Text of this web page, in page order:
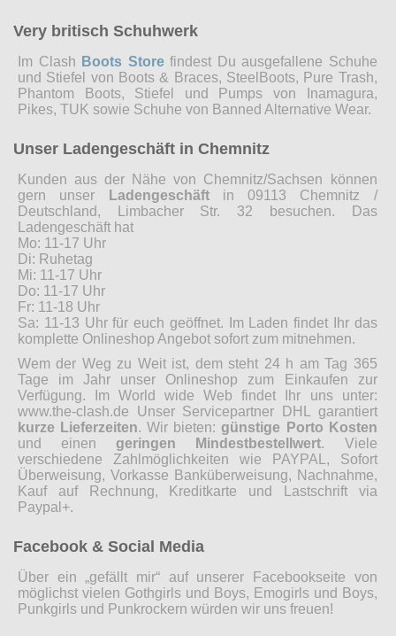
Very britisch Schuhwerk
Im Clash Boots Storefindest Du ausgefallene Schuhe
und Stiefel von Boots & Braces, SteelBoots, Pure Trash,
Phantom Boots, Stiefel und Pumps von Inamagura,
Pikes, TUK sowie Schuhe von Banned Alternative Wear.
Unser Ladengeschäft in Chemnitz
Kunden aus der Nähe von Chemnitz/Sachsen können
gern unser
Ladengeschäftin 09113 Chemnitz /
Deutschland, Limbacher Str. 32 besuchen. Das
Ladengeschäft hat
Mo: 11-17 Uhr
Di: Ruhetag
Mi: 11-17 Uhr
Do: 11-17 Uhr
Fr: 11-18 Uhr
Sa: 11-13 Uhr für euch geöffnet. Im Laden findet Ihr das
komplette Onlineshop Angebot sofort zum mitnehmen.
Wem der Weg zu Weit ist, dem steht 24 h am Tag 365
Tage im Jahr unser Onlineshop zum Einkaufen zur
Verfügung. Im World wide Web findet Ihr uns unter:
www.the-clash.de Unser Servicepartner DHL garantiert
kurze Lieferzeiten. Wir bieten:günstige Porto Kosten
und einengeringen Mindestbestellwert. Viele
verschiedene Zahlmöglichkeiten wie PAYPAL, Sofort
Überweisung, Vorkasse Banküberweisung, Nachnahme,
Kauf auf Rechnung, Kreditkarte und Lastschrift via
Paypal+.
Facebook & Social Media
Über ein „gefällt mir“ auf unserer Facebookseite von
möglichst vielen Gothgirls und Boys, Emogirls und Boys,
Punkgirls und Punkrockern würden wir uns freuen!